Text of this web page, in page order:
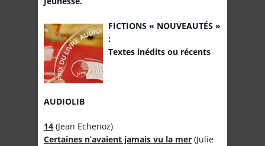
FICTIONS « NOUVEAUTÉS »
:
Textes inédits ou récents
AUDIOLIB
14 (Jean Echenoz)
Certaines n’avaient jamais vu la mer (Julie